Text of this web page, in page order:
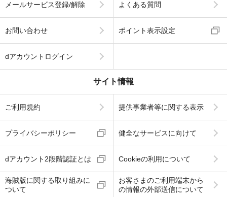
メールサービス登録/解除 よくある質問
お問い合わせ ポイント表示設定
dアカウントログイン
サイト情報
ご利用規約 提供事業者等に関する表示
プライバシーポリシー 健全なサービスに向けて
dアカウント2段階認証とは Cookieの利用について
海賊版に関する取り組みに
ついて
お客さまのご利用端末から
の情報の外部送信について